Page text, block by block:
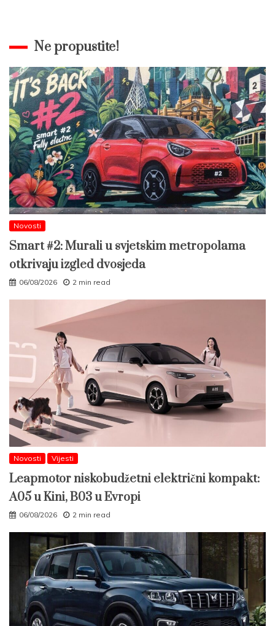
Ne propustite!
Novosti
Smart #2: Murali u svjetskim metropolama
otkrivaju izgled dvosjeda
06/08/2026 2 min read
Novosti Vijesti
Leapmotor niskobudžetni električni kompakt:
A05 u Kini, B03 u Evropi
06/08/2026 2 min read